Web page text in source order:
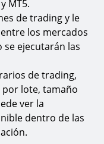
MT5.
de trading y le
los mercados
se ejecutarán las
de trading,
lote, tamaño
ver la
dentro de las